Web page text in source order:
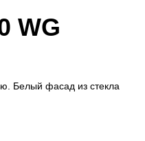
WG
Белый фасад из стекла